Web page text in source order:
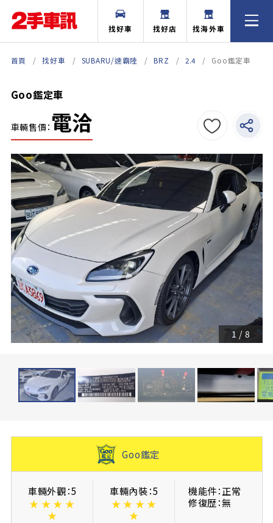
找好車 找好店 找海外車
首頁 找好車 SUBARU/速霸陸 BRZ 2.4 Goo鑑定車
Goo鑑定車
車輛售價： 電洽
1 / 8
Goo鑑定
車輛外觀：5
★ ★ ★ ★
★
車輛內裝：5
★ ★ ★ ★
★
機能件：正常
修復歴：無